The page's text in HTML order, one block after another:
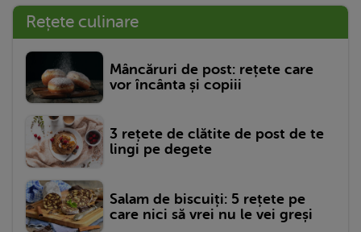
Rețete culinare
Mâncăruri de post: rețete care
vor încânta și copiii
3 rețete de clătite de post de te
lingi pe degete
Salam de biscuiți: 5 rețete pe
care nici să vrei nu le vei greși